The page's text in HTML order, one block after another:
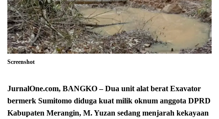
Screenshot
JurnalOne.com, BANGKO – Dua unit alat berat Exavator
bermerk Sumitomo diduga kuat milik oknum anggota DPRD
Kabupaten Merangin, M. Yuzan sedang menjarah kekayaan